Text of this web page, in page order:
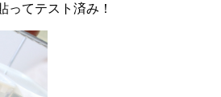
ってテスト済み！